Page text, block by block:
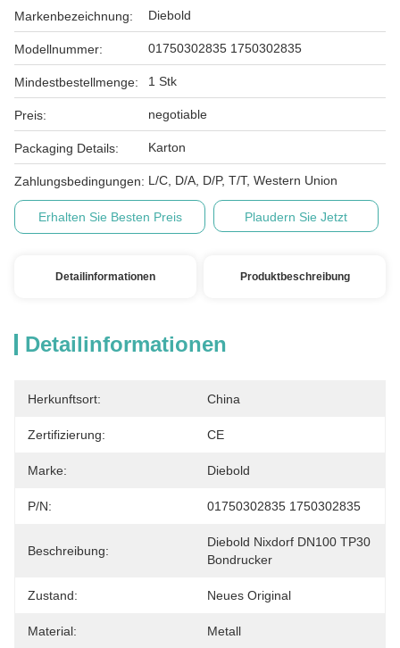
Markenbezeichnung: Diebold
Modellnummer: 01750302835 1750302835
Mindestbestellmenge: 1 Stk
Preis: negotiable
Packaging Details: Karton
Zahlungsbedingungen: L/C, D/A, D/P, T/T, Western Union
Erhalten Sie Besten Preis Plaudern Sie Jetzt
Detailinformationen Produktbeschreibung
Detailinformationen
Herkunftsort: China
Zertifizierung: CE
Marke: Diebold
P/N: 01750302835 1750302835
Beschreibung:
Diebold Nixdorf DN100 TP30
Bondrucker
Zustand: Neues Original
Material: Metall